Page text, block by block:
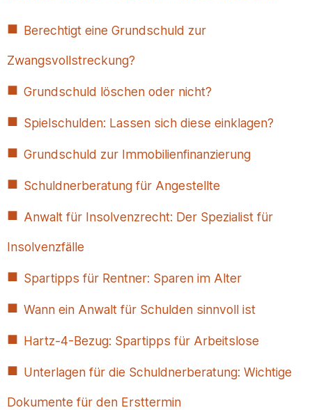
Berechtigt eine Grundschuld zur
Zwangsvollstreckung?
Grundschuld löschen oder nicht?
Spielschulden: Lassen sich diese einklagen?
Grundschuld zur Immobilienfinanzierung
Schuldnerberatung für Angestellte
Anwalt für Insolvenzrecht: Der Spezialist für
Insolvenzfälle
Spartipps für Rentner: Sparen im Alter
Wann ein Anwalt für Schulden sinnvoll ist
Hartz-4-Bezug: Spartipps für Arbeitslose
Unterlagen für die Schuldnerberatung: Wichtige
Dokumente für den Ersttermin